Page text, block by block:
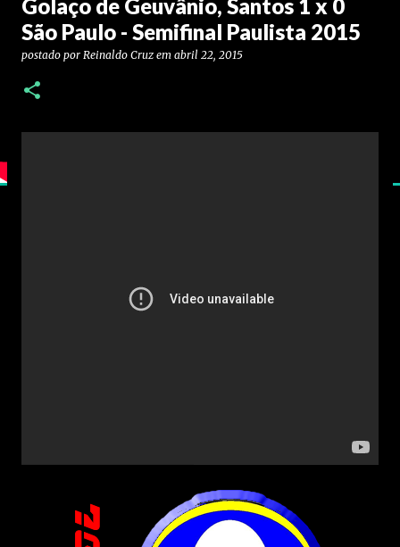
Golaço de Geuvânio, Santos 1 x 0
São Paulo - Semifinal Paulista 2015
postado por Reinaldo Cruz em abril 22, 2015